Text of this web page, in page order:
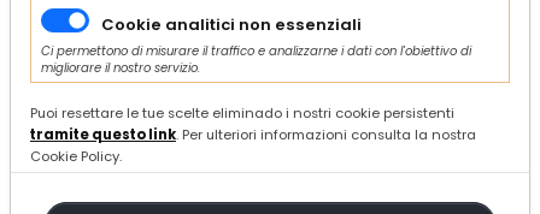
Di BENEDETTA CHIARELLI
VENERDÌ 09 GENNAIO 2026
Forum Imprenditoriale Italia-
Germania - 23 gennaio 2026
(ROMA)
Cookie analitici non essenziali
Ci permettono di misurare il traffico e analizzarne i dati con l'obiettivo di
migliorare il nostro servizio.
Puoi resettare le tue scelte eliminado i nostri cookie persistenti
tramite questo link. Per ulteriori informazioni consulta la nostra
Cookie Policy.